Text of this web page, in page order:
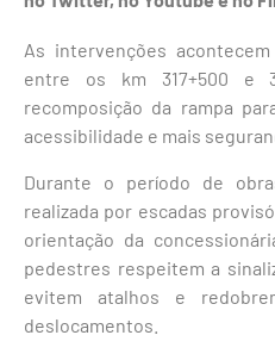
As intervenções
entre os km 317+500 e
recomposição da rampa
acessibilidade e mais
Durante o período de
realizada por escadas
orientação da
pedestres respeitem a
evitem atalhos e
deslocamentos.